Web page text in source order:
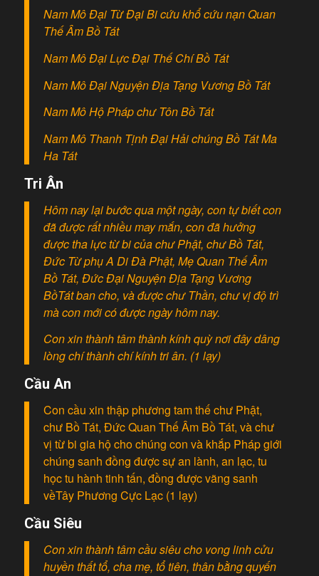
Nam Mô Đại Từ Đại Bi cứu khổ cứu nạn Quan
Thế Âm Bồ Tát
Nam Mô Đại Lực Đại Thế Chí Bồ Tát
Nam Mô Đại Nguyện Địa Tạng Vương Bồ Tát
Nam Mô Hộ Pháp chư Tôn Bồ Tát
Nam Mô Thanh Tịnh Đại Hải chúng Bồ Tát Ma
Ha Tát
Tri Ân
Hôm nay lại bước qua một ngày, con tự biết con
đã được rất nhiều may mắn, con đã hưởng
được tha lực từ bi của chư Phật, chư Bồ Tát,
Đức Từ phụ A Di Đà Phật, Mẹ Quan Thế Âm
Bồ Tát, Đức Đại Nguyện Địa Tạng Vương
BồTát ban cho, và được chư Thần, chư vị độ trì
mà con mới có được ngày hôm nay.
Con xin thành tâm thành kính quỳ nơi đây dâng
lòng chí thành chí kính tri ân. (1 lạy)
Cầu An
Con cầu xin thập phương tam thế chư Phật,
chư Bồ Tát, Đức Quan Thế Âm Bồ Tát, và chư
vị từ bi gia hộ cho chúng con và khắp Pháp giới
chúng sanh đồng được sự an lành, an lạc, tu
học tu hành tinh tấn, đồng được vãng sanh
vềTây Phương Cực Lạc (1 lạy)
Cầu Siêu
Con xin thành tâm cầu siêu cho vong linh cửu
huyền thất tổ, cha mẹ, tổ tiên, thân bằng quyến